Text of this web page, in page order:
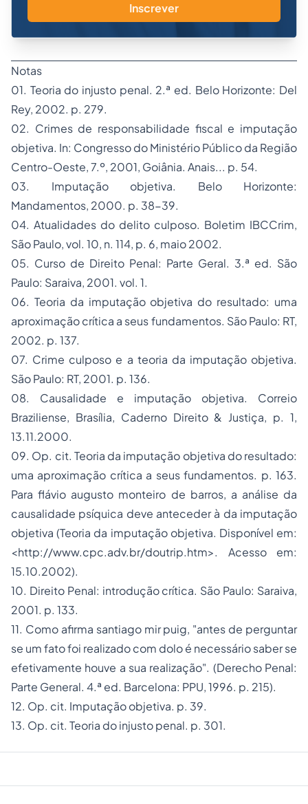
Inscrever
Notas
01. Teoria do injusto penal. 2.ª ed. Belo Horizonte: Del
Rey, 2002. p. 279.
02. Crimes de responsabilidade fiscal e imputação
objetiva. In: Congresso do Ministério Público da Região
Centro-Oeste, 7.º, 2001, Goiânia. Anais... p. 54.
03. Imputação objetiva. Belo Horizonte:
Mandamentos, 2000. p. 38-39.
04. Atualidades do delito culposo. Boletim IBCCrim,
São Paulo, vol. 10, n. 114, p. 6, maio 2002.
05. Curso de Direito Penal: Parte Geral. 3.ª ed. São
Paulo: Saraiva, 2001. vol. 1.
06. Teoria da imputação objetiva do resultado: uma
aproximação crítica a seus fundamentos. São Paulo: RT,
2002. p. 137.
07. Crime culposo e a teoria da imputação objetiva.
São Paulo: RT, 2001. p. 136.
08. Causalidade e imputação objetiva. Correio
Braziliense, Brasília, Caderno Direito & Justiça, p. 1,
13.11.2000.
09. Op. cit. Teoria da imputação objetiva do resultado:
uma aproximação crítica a seus fundamentos. p. 163.
Para flávio augusto monteiro de barros, a análise da
causalidade psíquica deve anteceder à da imputação
objetiva (Teoria da imputação objetiva. Disponível em:
<http://www.cpc.adv.br/doutrip.htm>. Acesso em:
15.10.2002).
10. Direito Penal: introdução crítica. São Paulo: Saraiva,
2001. p. 133.
11. Como afirma santiago mir puig, "antes de perguntar
se um fato foi realizado com dolo é necessário saber se
efetivamente houve a sua realização". (Derecho Penal:
Parte General. 4.ª ed. Barcelona: PPU, 1996. p. 215).
12. Op. cit. Imputação objetiva. p. 39.
13. Op. cit. Teoria do injusto penal. p. 301.